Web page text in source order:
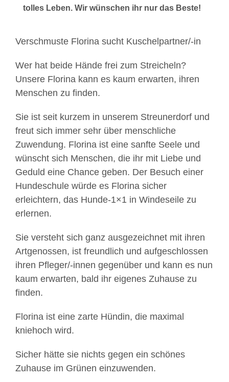
tolles Leben. Wir wünschen ihr nur das Beste!
Verschmuste Florina sucht Kuschelpartner/-in
Wer hat beide Hände frei zum Streicheln?
Unsere Florina kann es kaum erwarten, ihren
Menschen zu finden.
Sie ist seit kurzem in unserem Streunerdorf und
freut sich immer sehr über menschliche
Zuwendung. Florina ist eine sanfte Seele und
wünscht sich Menschen, die ihr mit Liebe und
Geduld eine Chance geben. Der Besuch einer
Hundeschule würde es Florina sicher
erleichtern, das Hunde-1×1 in Windeseile zu
erlernen.
Sie versteht sich ganz ausgezeichnet mit ihren
Artgenossen, ist freundlich und aufgeschlossen
ihren Pfleger/-innen gegenüber und kann es nun
kaum erwarten, bald ihr eigenes Zuhause zu
finden.
Florina ist eine zarte Hündin, die maximal
kniehoch wird.
Sicher hätte sie nichts gegen ein schönes
Zuhause im Grünen einzuwenden.